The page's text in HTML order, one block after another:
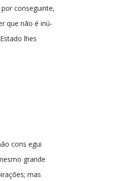
conseguinte,
que não é inú-
lhes
cons egui
grande
mas